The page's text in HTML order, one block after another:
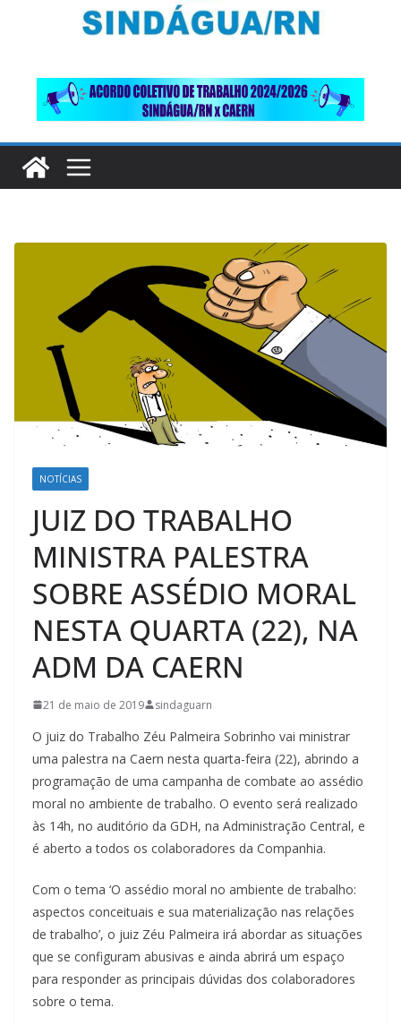
NOTÍCIAS
JUIZ DO TRABALHO
MINISTRA PALESTRA
SOBRE ASSÉDIO MORAL
NESTA QUARTA (22), NA
ADM DA CAERN
21 de maio de 2019 sindaguarn
O juiz do Trabalho Zéu Palmeira Sobrinho vai ministrar
uma palestra na Caern nesta quarta-feira (22), abrindo a
programação de uma campanha de combate ao assédio
moral no ambiente de trabalho. O evento será realizado
às 14h, no auditório da GDH, na Administração Central, e
é aberto a todos os colaboradores da Companhia.
Com o tema ‘O assédio moral no ambiente de trabalho:
aspectos conceituais e sua materialização nas relações
de trabalho’, o juiz Zéu Palmeira irá abordar as situações
que se configuram abusivas e ainda abrirá um espaço
para responder as principais dúvidas dos colaboradores
sobre o tema.